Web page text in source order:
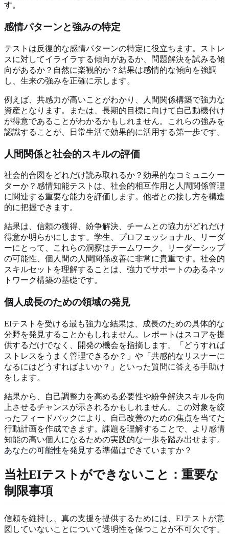
す。
感情パターンと強みの特定
テストは反復的な感情パターンの特定に役立ちます。ストレ
スに対してイライラする傾向があるか、問題解決を試みる傾
向があるか？自然に楽観的か？結果は感情的な傾向を強調
し、生来の強みを正確に示します。
例えば、共感力が高いことがわかり、人間関係構築で強力な
資産となります。または、長期的目標に向けて自己動機付け
が得意であることがわかるかもしれません。これらの強みを
認識することが、日常生活で効果的に活用する第一歩です。
人間関係と社会的スキルの評価
社会的合図をどれだけ読み取れるか？効果的なコミュニケー
ターか？感情知能テストは、社会的相互作用と人間関係管理
に関連する重要な能力を評価します。他者との接し方を構造
的に把握できます。
結果は、信頼の獲得、紛争解決、チームとの協力がどれだけ
得意か明らかにします。学生、プロフェッショナル、リーダ
ーにとって、これらの洞察はチームワーク、リーダーシップ
の可能性、個人間の人間関係改善に非常に貴重です。社会的
スキルセットを理解することは、強力でサポートのあるネッ
トワーク構築の基礎です。
個人成長のための領域の発見
EIテストを受ける最も強力な結果は、成長のための具体的な
分野を発見することかもしれません。レポートはスコアを提
供するだけでなく、開発の機会を指摘します。「どうすれば
ストレスをうまく管理できるか？」や「共感的なリスナーに
なるにはどうすればよいか？」といった質問に答える手助け
をします。
結果から、自己調整力を高める必要性や紛争解決スキルを向
上させるチャンスが示されるかもしれません。この対象を絞
ったフィードバックにより、自己改善のための焦点を当てた
行動計画を作成できます。課題を理解することで、より感情
知能の高い個人になるための実践的な一歩を踏み出せます。
あなたの可能性を発見する準備はできていますか？
当社EIテストができないこと：重要な
制限事項
信頼を維持し、真の支援を提供するためには、EIテストが意
図していないことについて透明性を保つことが不可欠です。